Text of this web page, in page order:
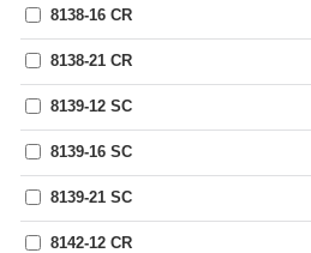
8138-16 CR
8138-21 CR
8139-12 SC
8139-16 SC
8139-21 SC
8142-12 CR